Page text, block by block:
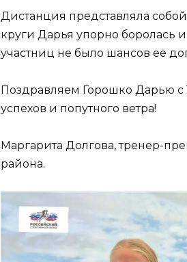
Дистанция представляла
круги Дарья упорно боролась и
участниц не было шансов ее
Поздравляем Горошко Дарью
успехов и попутного ветра!
Маргарита Долгова, тренер-
района.